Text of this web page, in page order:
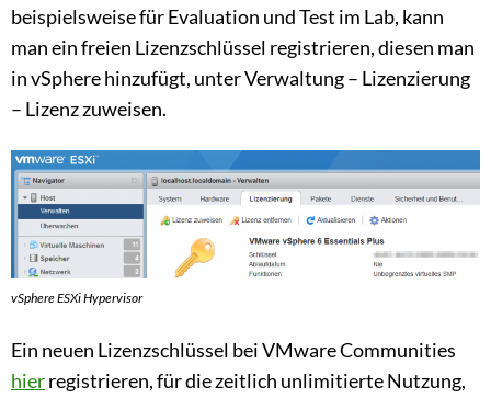
beispielsweise für Evaluation und Test im Lab, kann
man ein freien Lizenzschlüssel registrieren, diesen man
in vSphere hinzufügt, unter Verwaltung – Lizenzierung
– Lizenz zuweisen.
vSphere ESXi Hypervisor
Ein neuen Lizenzschlüssel bei VMware Communities
hierregistrieren, für die zeitlich unlimitierte Nutzung,